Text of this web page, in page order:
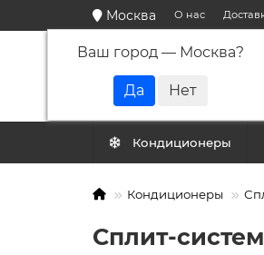
Москва
Ваш город — Москва?
О нас
Кондиционеры
Кондиционеры
Сплит-